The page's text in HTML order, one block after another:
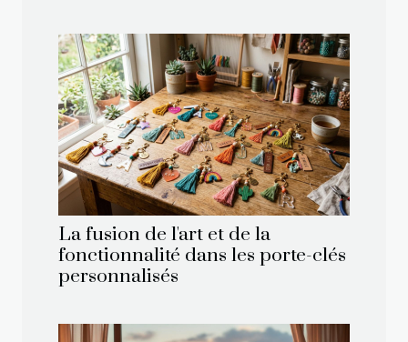
La fusion de l'art et de la
fonctionnalité dans les porte-clés
personnalisés